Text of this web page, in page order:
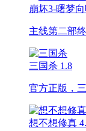
崩坏3-曙梦向
主线第二部
三国杀 1.8
官方正版，
想不想修真